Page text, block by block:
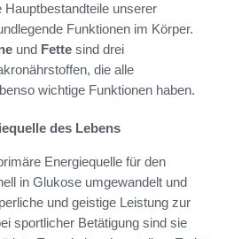
unserer
Funktionen im Körper.
und Fette sind drei
die alle
wichtige Funktionen haben.
des Lebens
Energiequelle für den
in Glukose umgewandelt und
und geistige Leistung zur
sportlicher Betätigung sind sie